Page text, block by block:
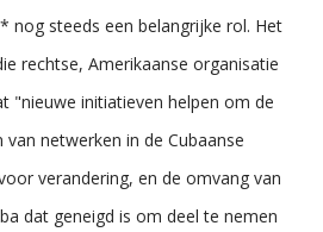
nog steeds een belangrijke rol. Het
rechtse, Amerikaanse organisatie
"nieuwe initiatieven helpen om de
netwerken in de Cubaanse
verandering, en de omvang van
dat geneigd is om deel te nemen